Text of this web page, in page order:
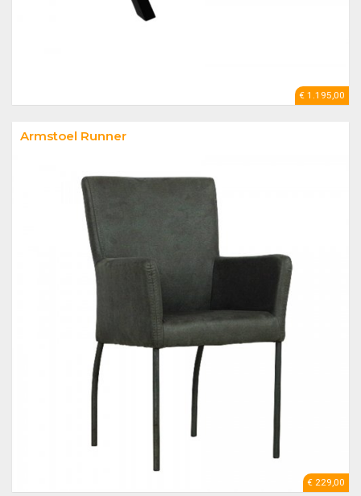
€ 1.195,00
Armstoel Runner
€ 229,00